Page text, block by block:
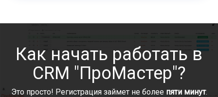
Как начать работать в
CRM "ПроМастер"?
Это просто! Регистрация займет не более пяти минут.